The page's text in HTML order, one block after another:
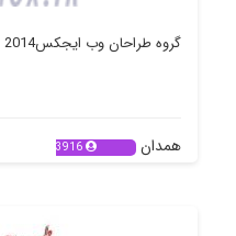
گروه طراحان وب ایجکس2014
همدان 3916